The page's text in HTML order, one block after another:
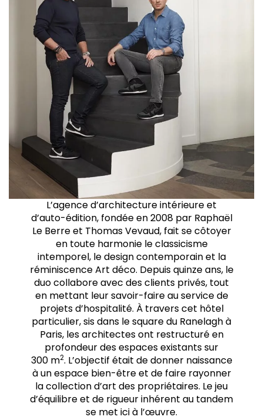
L’agence d’architecture intérieure et
d’auto-édition, fondée en 2008 par Raphaël
Le Berre et Thomas Vevaud, fait se côtoyer
en toute harmonie le classicisme
intemporel, le design contemporain et la
réminiscence Art déco. Depuis quinze ans, le
duo collabore avec des clients privés, tout
en mettant leur savoir-faire au service de
projets d’hospitalité. À travers cet hôtel
particulier, sis dans le square du Ranelagh à
Paris, les architectes ont restructuré en
profondeur des espaces existants sur
300 m2. L’objectif était de donner naissance
à un espace bien-être et de faire rayonner
la collection d’art des propriétaires. Le jeu
d’équilibre et de rigueur inhérent au tandem
se met ici à l’œuvre.